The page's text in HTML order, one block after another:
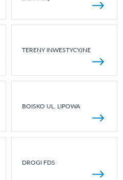
TERENY INWESTYCYJNE
BOISKO UL. LIPOWA
DROGI FDS